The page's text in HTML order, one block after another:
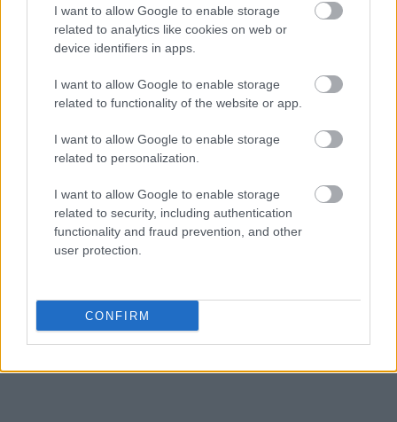
I want to allow Google to enable storage
related to analytics like cookies on web or
device identifiers in apps.
I want to allow Google to enable storage
related to functionality of the website or app.
I want to allow Google to enable storage
related to personalization.
I want to allow Google to enable storage
related to security, including authentication
functionality and fraud prevention, and other
user protection.
CONFIRM
"Από την πλευρά μας, είμαστε έτοιμοι να
στηρίξουμε μια πολιτική λύση υπό την ηγεσία της
προκλήσεις ασφάλειας και θα αντιμετωπίζει τα
βαθύτερα αίτια της αστάθειας της χώρας"
ανέφερε ο κ. Σέκερης.